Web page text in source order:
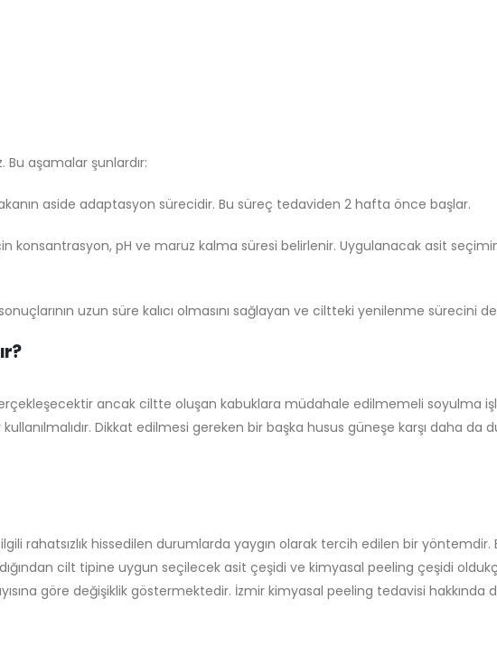
aşamalar şunlardır:
aside adaptasyon sürecidir. Bu süreç tedaviden 2 hafta önce başlar.
konsantrasyon, pH ve maruz kalma süresi belirlenir. Uygulanacak asit
uzun süre kalıcı olmasını sağlayan ve ciltteki yenilenme sürecini
ancak ciltte oluşan kabuklara müdahale edilmemeli soyulma
Dikkat edilmesi gereken bir başka husus güneşe karşı daha da
rahatsızlık hissedilen durumlarda yaygın olarak tercih edilen bir
cilt tipine uygun seçilecek asit çeşidi ve kimyasal peeling çeşidi
göre değişiklik göstermektedir. İzmir kimyasal peeling tedavisi hakkında